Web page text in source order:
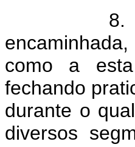
8. Em
como a esta
fechando
durante o
diversos